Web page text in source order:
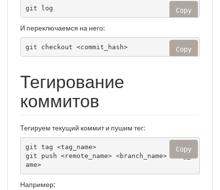
git log Copy
И переключаемся на него:
git checkout <commit_hash> Copy
Тегирование
коммитов
Тегируем текущий коммит и пушим тег:
git tag <tag_name>
git push <remote_name> <branch_name> <tag_n
ame>
Copy
Например: